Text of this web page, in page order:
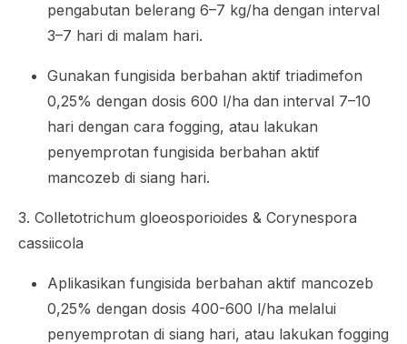
pengabutan belerang 6–7 kg/ha dengan interval
3–7 hari di malam hari.
Gunakan fungisida berbahan aktif triadimefon
0,25% dengan dosis 600 l/ha dan interval 7–10
hari dengan cara fogging, atau lakukan
penyemprotan fungisida berbahan aktif
mancozeb di siang hari.
3. Colletotrichum gloeosporioides & Corynespora
cassiicola
Aplikasikan fungisida berbahan aktif mancozeb
0,25% dengan dosis 400-600 l/ha melalui
penyemprotan di siang hari, atau lakukan fogging